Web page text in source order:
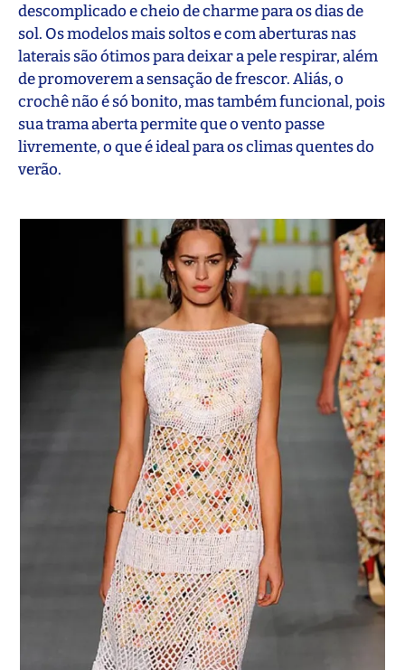
descomplicado e cheio de charme para os dias de
sol. Os modelos mais soltos e com aberturas nas
laterais são ótimos para deixar a pele respirar, além
de promoverem a sensação de frescor. Aliás, o
crochê não é só bonito, mas também funcional, pois
sua trama aberta permite que o vento passe
livremente, o que é ideal para os climas quentes do
verão.